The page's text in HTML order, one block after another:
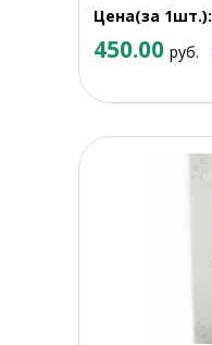
Цена(за 1шт.):
450.00 руб.